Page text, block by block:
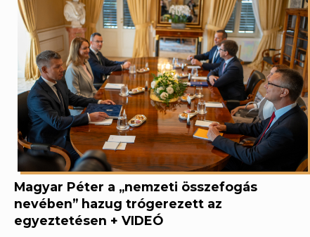
Magyar Péter a „nemzeti összefogás
nevében” hazug trógerezett az
egyeztetésen + VIDEÓ